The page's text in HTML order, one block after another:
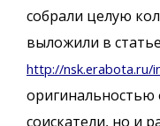
собрали целую
выложили в
http://nsk.erabota.ru/
оригинальностью
соискатели, но и